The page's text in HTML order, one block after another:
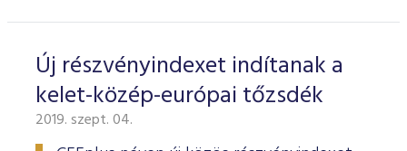
Új részvényindexet indítanak a
kelet-közép-európai tőzsdék
2019. szept. 04.